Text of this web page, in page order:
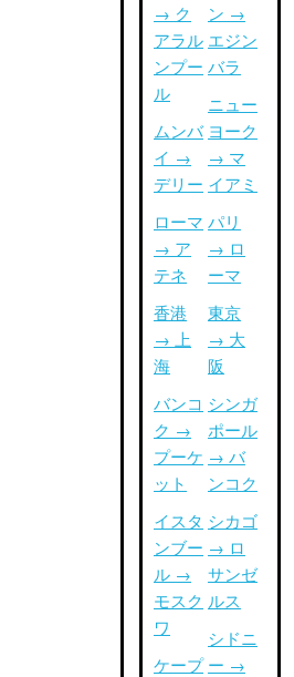
→ ク
アラル
ンプー
ル
ムンバ
イ →
デリー
ローマ
→ ア
テネ
香港
→ 上
海
バンコ
ク →
プーケ
ット
イスタ
ンブー
ル →
モスク
ワ
ケープ
ン →
エジン
バラ
ニュー
ヨーク
→ マ
イアミ
パリ
→ ロ
ーマ
東京
→ 大
阪
シンガ
ポール
→ バ
ンコク
シカゴ
→ ロ
サンゼ
ルス
シドニ
ー →